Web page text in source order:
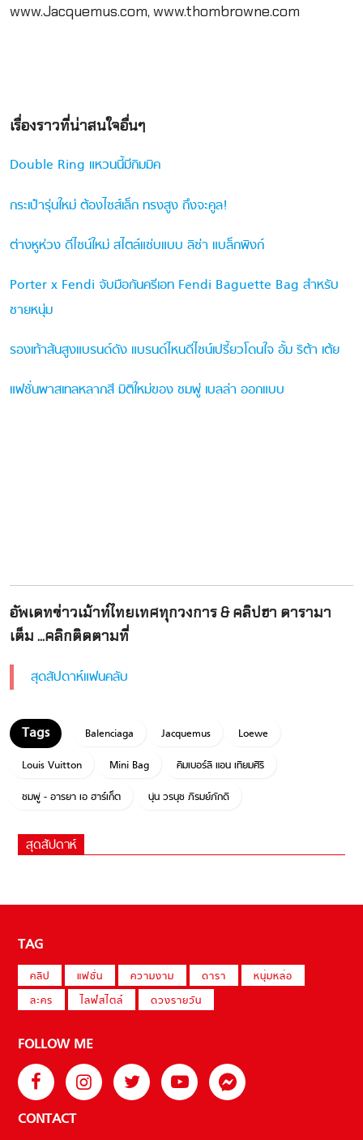
www.Jacquemus.com, www.thombrowne.com
เรื่องราวที่น่าสนใจอื่นๆ
Double Ring แหวนนี้มีกิมมิค
กระเป๋ารุ่นใหม่ ต้องไซส์เล็ก ทรงสูง ถึงจะคูล!
ต่างหูห่วง ดีไซน์ใหม่ สไตล์แซ่บแบบ ลิซ่า แบล็กพิงก์
Porter x Fendi จับมือกันครีเอท Fendi Baguette Bag สำหรับ
ชายหนุ่ม
รองเท้าส้นสูงแบรนด์ดัง แบรนด์ไหนดีไซน์เปรี้ยวโดนใจ อั้ม ริต้า เต้ย
แฟชั่นพาสเทลหลากสี มิติใหม่ของ ชมพู่ เบลล่า ออกแบบ
อัพเดทข่าวเม้าท์ไทยเทศทุกวงการ & คลิปฮา ดารามา
เต็ม ...คลิกติดตามที่
สุดสัปดาห์แฟนคลับ
Balenciaga Jacquemus
Loewe
Louis Vuitton
Mini Bag
คิมเบอร์ลี แอน เทียมศิริ
ชมพู่ - อารยา เอ ฮาร์เก็ต
นุ่น วรนุช ภิรมย์ภักดี
สุดสัปดาห์
TAG
คลิป แฟชั่น ความงาม ดารา
หนุ่มหล่อ
ละคร
ไลฟ์สไตล์ ดวงรายวัน
FOLLOW ME
CONTACT